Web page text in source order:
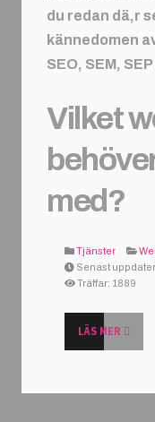
du redan dä,r
kännedomen
SEO, SEM,
Vilket
med?
Tjänster
Senast
Träffar: 1889
LÄS MER